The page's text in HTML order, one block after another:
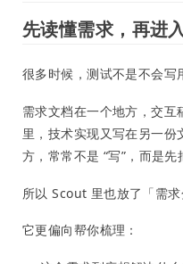
先读懂需求，再进
很多时候，测试不是不会写
需求文档在一个地方，交
里，技术实现又写在另一
方，常常不是 “写”，而是先
所以 Scout 里也放了「需求
它更偏向帮你梳理：